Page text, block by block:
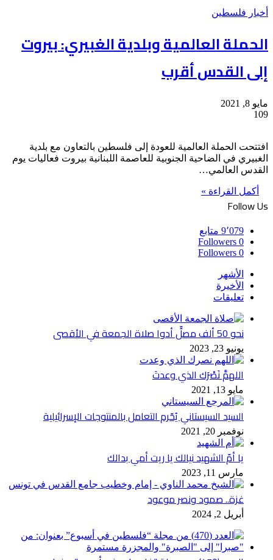
أخبار فلسطين
الحملة العالمية وبلدية الغبيري: بيروت
إلى القدس أقرب
مايو 8, 2021
109
افتتحت الحملة العالمية للعودة إلى فلسطين بالتعاون مع بلدية
الغبيري في الضاحية الجنوبية للعاصمة اللبنانية بيروت فعاليات يوم
القدس العالمي…
أكمل القراءة »
Follow Us
9٬079 متابع
0
Followers
0
Followers
الأشهر
الأخيرة
تعليقات
نحو 50 ألف مصلٍّ أدوا صلاة الجمعة في الأقصى
يونيو 23, 2023
اللهمَّ نَصْرَك الذي وعدتَ
مايو 13, 2021
السيد السيستاني يُحّرم التعامل بالمنتوجات الإسرائيلية
نوفمبر 20, 2021
يا أمّ الشهيد نيالك يا ريت أمي بدالك
مارس 11, 2023
غزة.. صمود ونصر موعود
أبريل 2, 2024